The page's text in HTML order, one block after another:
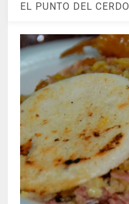
EL PUNTO DEL CERDO